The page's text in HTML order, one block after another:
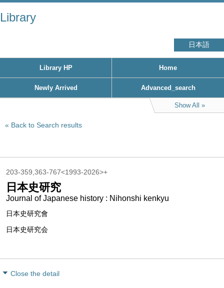
Library
日本語
Library HP Home
Newly Arrived Advanced_search
Show All
Back to Search results
203-359,363-767<1993-2026>+
日本史研究
Journal of Japanese history : Nihonshi kenkyu
日本史研究會
日本史研究会
Close the detail